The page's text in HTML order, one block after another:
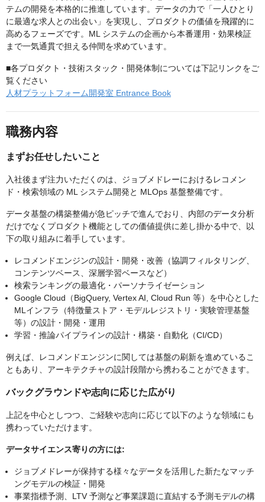
テムの開発を本格的に推進しています。データの力で「一人ひとり
に最適な求人との出会い」を実現し、プロダクトの価値を飛躍的に
高めるフェーズです。ML システムの企画から本番運用・効果検証
まで一気通貫で担える仲間を求めています。
■各プロダクト・技術スタック・開発体制については下記リンクをご
覧ください
人材プラットフォーム開発室 Entrance Book
職務内容
まずお任せしたいこと
入社後まず注力いただくのは、ジョブメドレーにおけるレコメン
ド・検索領域の ML システム開発と MLOps 基盤整備です。
データ基盤の構築整備が急ピッチで進んでおり、内部のデータ分析
だけでなくプロダクト機能としての価値提供に差し掛かる中で、以
下の取り組みに着手しています。
レコメンドエンジンの設計・開発・改善（協調フィルタリング、
コンテンツベース、深層学習ベースなど）
検索ランキングの最適化・パーソナライゼーション
Google Cloud（BigQuery, Vertex AI, Cloud Run 等）を中心とした
MLインフラ（特徴量ストア・モデルレジストリ・実験管理基盤
等）の設計・開発・運用
学習・推論パイプラインの設計・構築・自動化（CI/CD）
例えば、レコメンドエンジンに関しては基盤の刷新を進めているこ
ともあり、アーキテクチャの設計段階から携わることができます。
バックグラウンドや志向に応じた広がり
上記を中心としつつ、ご経験や志向に応じて以下のような領域にも
携わっていただけます。
データサイエンス寄りの方には:
ジョブメドレーが保持する様々なデータを活用した新たなマッチ
ングモデルの検証・開発
事業指標予測、LTV 予測など事業課題に直結する予測モデルの構